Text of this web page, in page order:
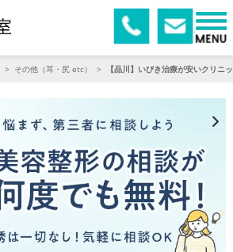
> その他（耳・尻 etc） > 【品川】いびき治療が安いクリニ